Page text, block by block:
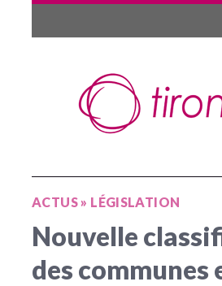
ACTUS» LÉGISLATION
Nouvelle
des communes